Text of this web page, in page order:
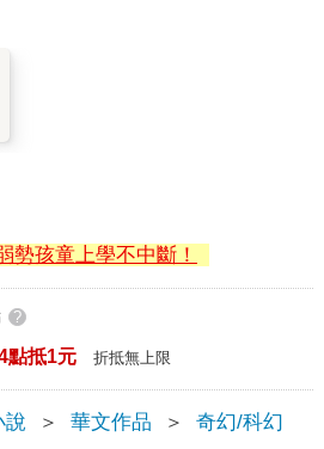
勢孩童上學不中斷！
?
點抵1元 折抵無上限
說 ＞ 華文作品 ＞ 奇幻/科幻